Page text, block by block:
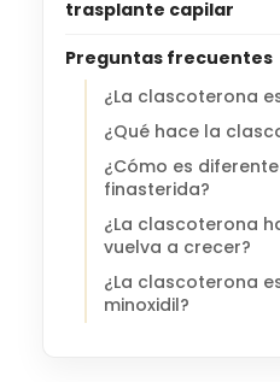
trasplante capilar
Preguntas frecuentes
¿La clascoterona
¿Qué hace la
¿Cómo es
finasterida?
¿La clascoterona
vuelva a crecer?
¿La clascoterona
minoxidil?